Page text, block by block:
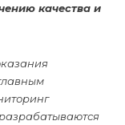
качества и